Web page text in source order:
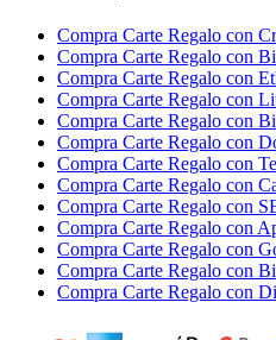
Compra Carte Regalo con
Compra Carte Regalo con
Compra Carte Regalo con
Compra Carte Regalo con
Compra Carte Regalo con
Compra Carte Regalo con
Compra Carte Regalo con
Compra Carte Regalo con
Compra Carte Regalo con
Compra Carte Regalo con
Compra Carte Regalo con
Compra Carte Regalo con
Compra Carte Regalo con